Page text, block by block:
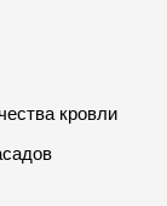
кровли